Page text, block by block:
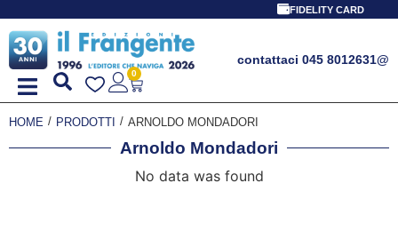
FIDELITY CARD
contattaci 045 8012631@
0
HOME / PRODOTTI / ARNOLDO MONDADORI
Arnoldo Mondadori
No data was found